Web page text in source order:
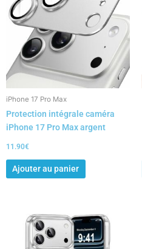
iPhone 17 Pro Max
Protection intégrale caméra
iPhone 17 Pro Max argent
11.90€
Ajouter au panier